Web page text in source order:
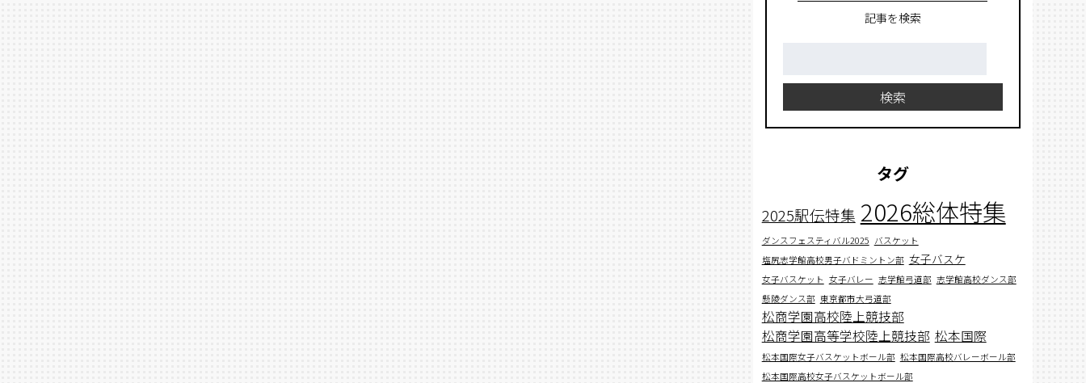
記事を検索
検索
タグ
2025駅伝特集 2026総体特集
ダンスフェスティバル2025 バスケット
塩尻志学館高校男子バドミントン部 女子バスケ
女子バスケット 女子バレー 志学館弓道部 志学館高校ダンス部
懸陵ダンス部 東京都市大弓道部
松商学園高校陸上競技部
松商学園高等学校陸上競技部 松本国際
松本国際女子バスケットボール部 松本国際高校バレーボール部
松本国際高校女子バスケットボール部